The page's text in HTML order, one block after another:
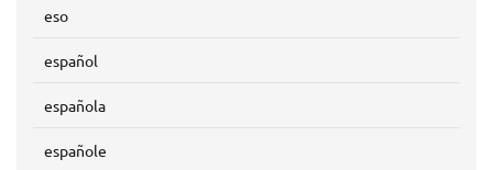
eso
español
española
españole